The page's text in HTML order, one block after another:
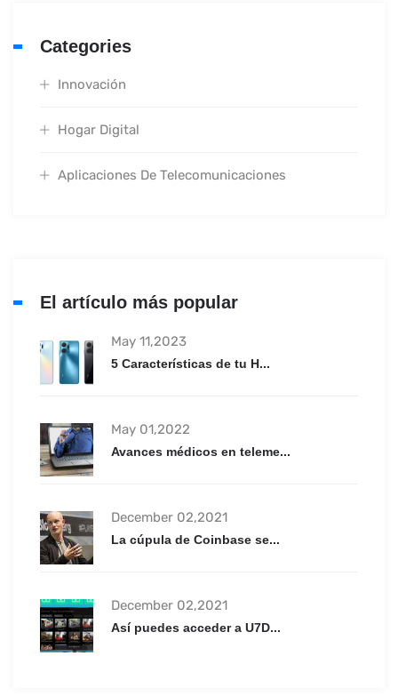
Categories
Innovación
Hogar Digital
Aplicaciones De Telecomunicaciones
El artículo más popular
May 11,2023
5 Características de tu H...
May 01,2022
Avances médicos en teleme...
December 02,2021
La cúpula de Coinbase se...
December 02,2021
Así puedes acceder a U7D...